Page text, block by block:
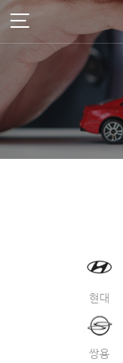
주메뉴 바로가기
컨텐츠 바로가기
현대
쌍용